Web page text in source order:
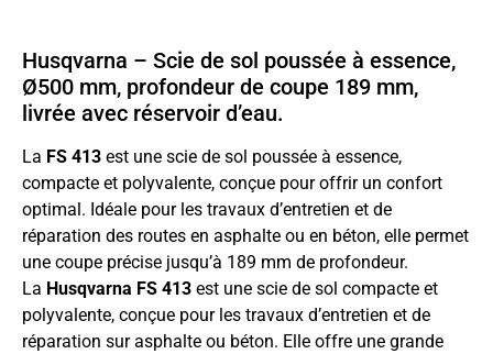
Husqvarna – Scie de sol poussée à essence,
Ø500 mm, profondeur de coupe 189 mm,
livrée avec réservoir d’eau.
La FS 413 est une scie de sol poussée à essence,
compacte et polyvalente, conçue pour offrir un confort
optimal. Idéale pour les travaux d’entretien et de
réparation des routes en asphalte ou en béton, elle permet
une coupe précise jusqu’à 189 mm de profondeur.
La Husqvarna FS 413 est une scie de sol compacte et
polyvalente, conçue pour les travaux d’entretien et de
réparation sur asphalte ou béton. Elle offre une grande